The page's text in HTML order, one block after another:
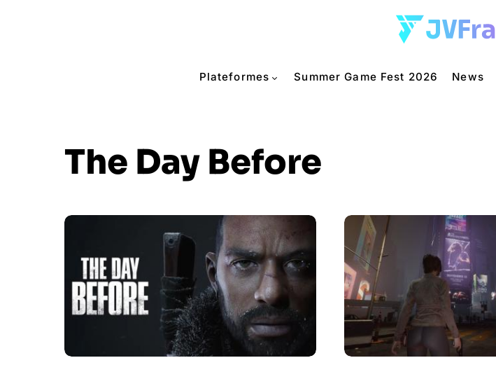
Plateformes Summer Game Fest 2026 News
The Day Before